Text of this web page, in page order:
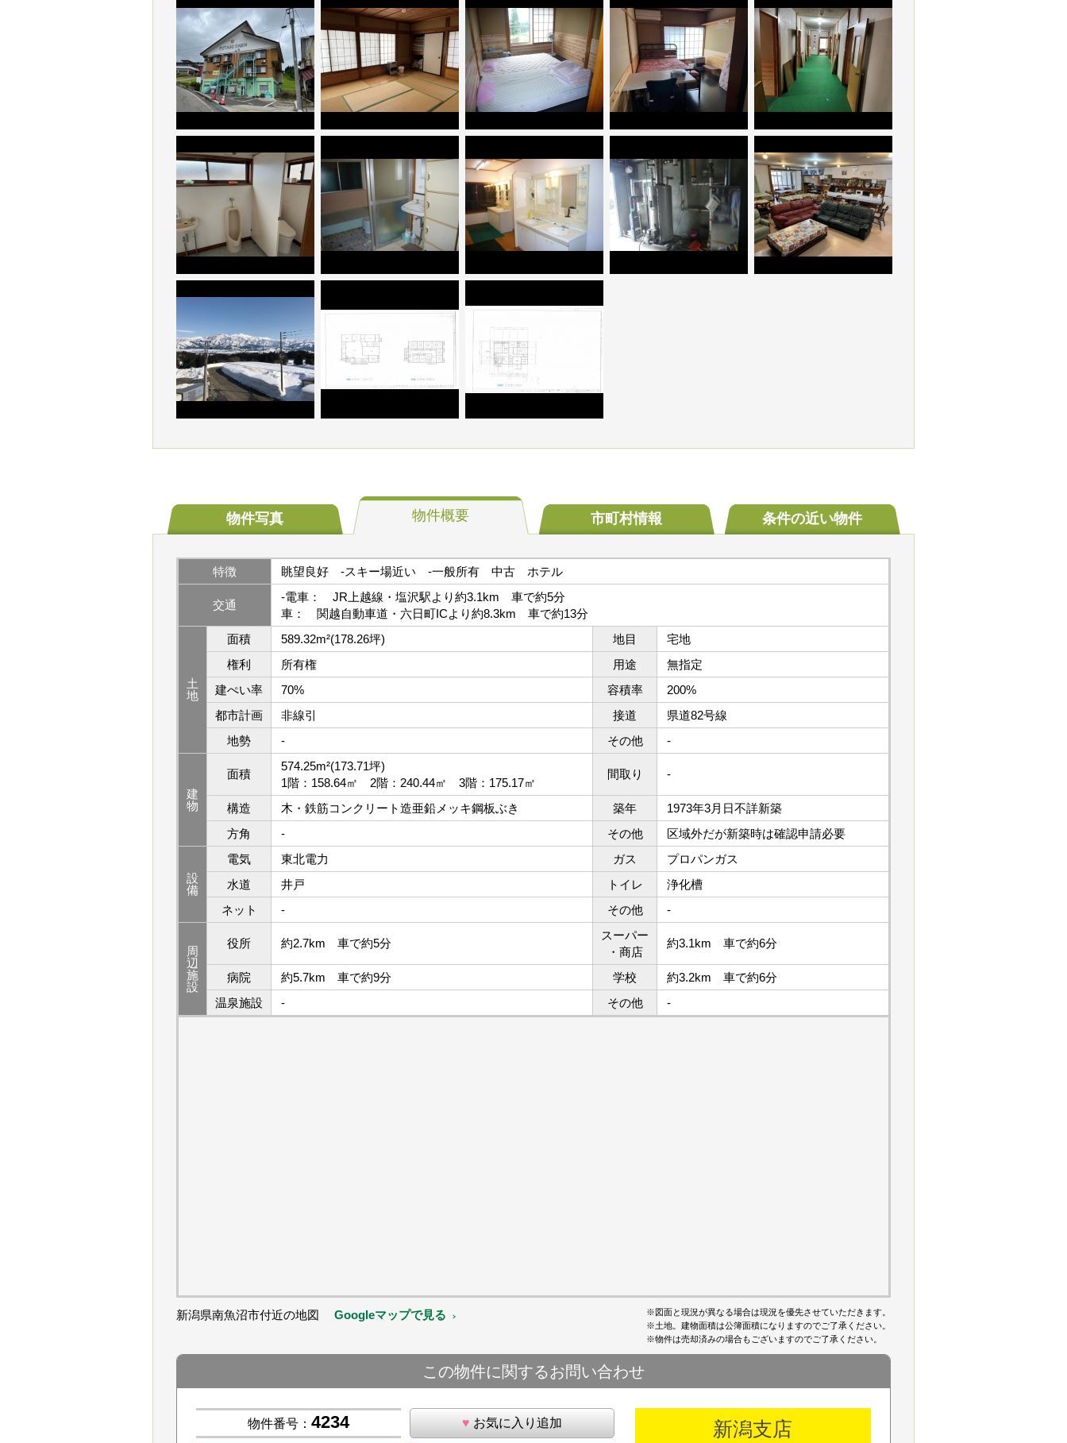
物件写真 物件概要 市町村情報 条件の近い物件
特徴 眺望良好 -スキー場近い -一般所有 中古 ホテル
交通
-電車： JR上越線・塩沢駅より約3.1km 車で約5分
車： 関越自動車道・六日町ICより約8.3km 車で約13分
土
地
面積 589.32m²(178.26坪) 地目
宅地
権利
所有権 用途
無指定
建ぺい率
70% 容積率
200%
都市計画
非線引 接道
県道82号線
地勢
- その他 -
建
物
面積
574.25m²(173.71坪)
1階：158.64㎡ 2階：240.44㎡ 3階：175.17㎡
間取り -
構造 木・鉄筋コンクリート造亜鉛メッキ鋼板ぶき 築年
1973年3月日不詳新築
方角
- その他 区域外だが新築時は確認申請必要
設
備
電気 東北電力 ガス
プロパンガス
水道
井戸 トイレ
浄化槽
ネット
- その他 -
周
辺
施
設
役所 約2.7km 車で約5分
スーパー
・商店
約3.1km 車で約6分
病院 約5.7km 車で約9分 学校
約3.2km 車で約6分
温泉施設
- その他 -
新潟県南魚沼市付近の地図 Googleマップで見る
※図面と現況が異なる場合は現況を優先させていただきます。
※土地。建物面積は公簿面積になりますのでご了承ください。
※物件は売却済みの場合もございますのでご了承ください。
この物件に関するお問い合わせ
物件番号：4234 ♥ お気に入り追加 新潟支店